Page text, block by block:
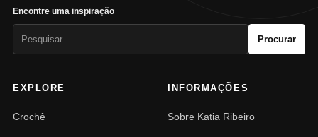
Encontre uma inspiração
Procurar
EXPLORE
Crochê
INFORMAÇÕES
Sobre Katia Ribeiro